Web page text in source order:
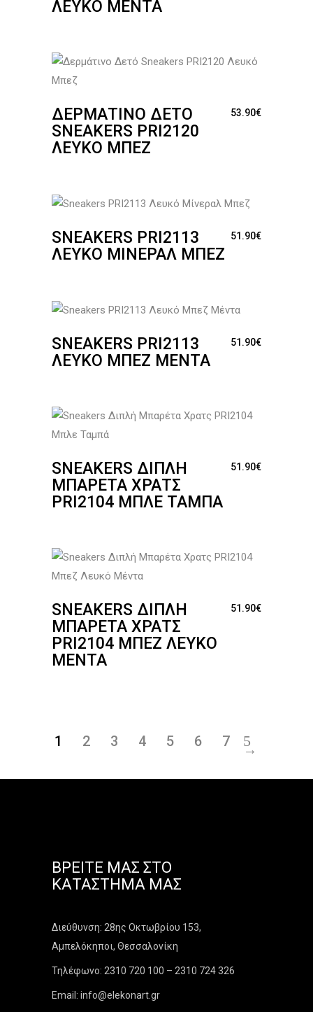
ΛΕΥΚΌ ΜΈΝΤΑ
ΔΕΡΜΆΤΙΝΟ ΔΕΤΌ
SNEAKERS PRΙ2120
ΛΕΥΚΌ ΜΠΕΖ
53.90€
SNEAKERS PRI2113
ΛΕΥΚΌ ΜΊΝΕΡΑΛ ΜΠΕΖ
51.90€
SNEAKERS PRI2113
ΛΕΥΚΌ ΜΠΕΖ ΜΈΝΤΑ
51.90€
SNEAKERS ΔΙΠΛΉ
ΜΠΑΡΈΤΑ ΧΡΑΤΣ
PRI2104 ΜΠΛΕ ΤΑΜΠΆ
51.90€
SNEAKERS ΔΙΠΛΉ
ΜΠΑΡΈΤΑ ΧΡΑΤΣ
PRI2104 ΜΠΕΖ ΛΕΥΚΌ
ΜΈΝΤΑ
51.90€
1 2 3 4 5 6 7 →
ΒΡΕΊΤΕ ΜΑΣ ΣΤΟ
ΚΑΤΆΣΤΗΜΑ ΜΑΣ
Διεύθυνση: 28ης Οκτωβρίου 153,
Αμπελόκηποι, Θεσσαλονίκη
Τηλέφωνο: 2310 720 100 – 2310 724 326
Email: info@elekonart.gr